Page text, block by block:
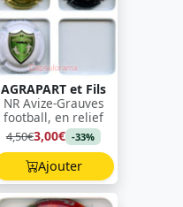
AGRAPART et Fils
NR Avize-Grauves
football, en relief
4,50€3,00€ -33%
Ajouter